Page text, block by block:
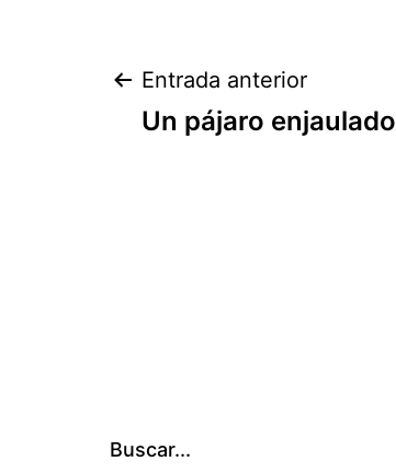
Navegación
Entrada anterior
Un pájaro enjaulado
Buscar...